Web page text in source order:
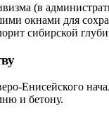
(в
окнами для
сибирской
Енисейского
и бетону.